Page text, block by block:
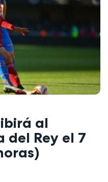
al
del Rey el 7